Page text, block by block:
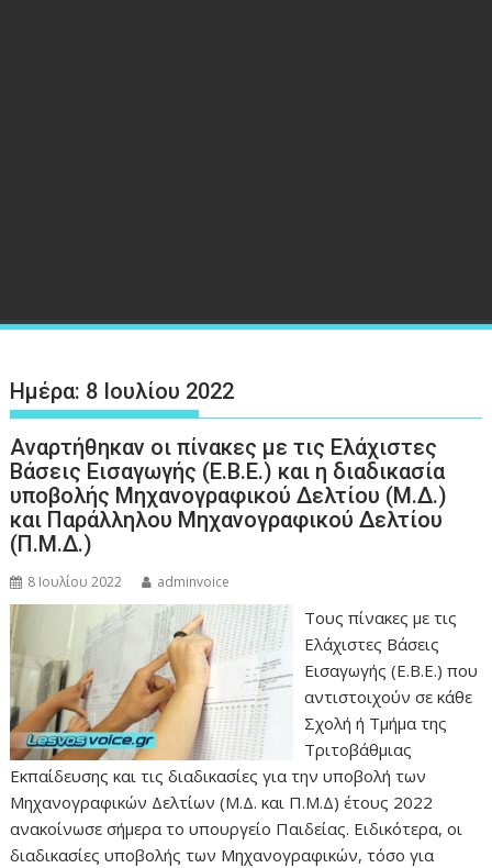
Ημέρα: 8 Ιουλίου 2022
Αναρτήθηκαν οι πίνακες με τις Ελάχιστες
Βάσεις Εισαγωγής (Ε.Β.Ε.) και η διαδικασία
υποβολής Μηχανογραφικού Δελτίου (Μ.Δ.)
και Παράλληλου Μηχανογραφικού Δελτίου
(Π.Μ.Δ.)
8 Ιουλίου 2022 adminvoice
Τους πίνακες με τις
Ελάχιστες Βάσεις
Εισαγωγής (Ε.Β.Ε.) που
αντιστοιχούν σε κάθε
Σχολή ή Τμήμα της
Τριτοβάθμιας
Εκπαίδευσης και τις διαδικασίες για την υποβολή των
Μηχανογραφικών Δελτίων (Μ.Δ. και Π.Μ.Δ) έτους 2022
ανακοίνωσε σήμερα το υπουργείο Παιδείας. Ειδικότερα, οι
διαδικασίες υποβολής των Μηχανογραφικών, τόσο για